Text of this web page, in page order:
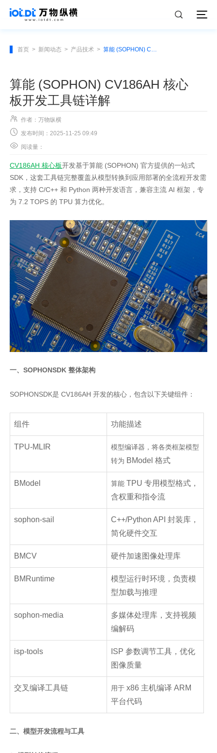
首页 > 新闻动态 > 产品技术 > 算能 (SOPHON) CV186AH 核心板开发工具链详解
算能 (SOPHON) CV186AH 核心
板开发工具链详解
 作者：万物纵横
 发布时间：2025-11-25 09:49
 阅读量：
CV186AH 核心板开发基于算能 (SOPHON) 官方提供的一站式
SDK，这套工具链完整覆盖从模型转换到应用部署的全流程开发需
求，支持 C/C++ 和 Python 两种开发语言，兼容主流 AI 框架，专
为 7.2 TOPS 的 TPU 算力优化。
一、SOPHONSDK 整体架构
SOPHONSDK是 CV186AH 开发的核心，包含以下关键组件：
组件 功能描述
TPU-MLIR
模型编译器，将各类框架模型
转为 BModel 格式
BModel 算能 TPU 专用模型格式，
含权重和指令流
sophon-sail
C++/Python API 封装库，
简化硬件交互
BMCV 硬件加速图像处理库
BMRuntime
模型运行时环境，负责模
型加载与推理
sophon-media
多媒体处理库，支持视频
编解码
isp-tools
ISP 参数调节工具，优化
图像质量
交叉编译工具链 用于 x86 主机编译 ARM
平台代码
二、模型开发流程与工具